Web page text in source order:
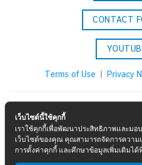
CONTACT
Terms of Use Privacy
Call : 02-
เว็บไซต์นี้ใช้คุกกี้
เราใช้คุกกี้เพื่อพัฒนาประสิทธิภาพและม
เว็บไซต์ของคุณ คุณสามารถจัดการควา
การตั้งค่าคุกกี้ และศึกษาข้อมูลเพิ่มเติมได้